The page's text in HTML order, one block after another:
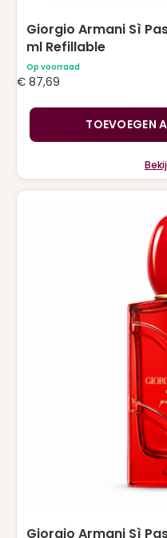
Giorgio Armani Sì
ml Refillable
Op voorraad
€ 87,69
TOEVOEGEN
Giorgio Armani Sì